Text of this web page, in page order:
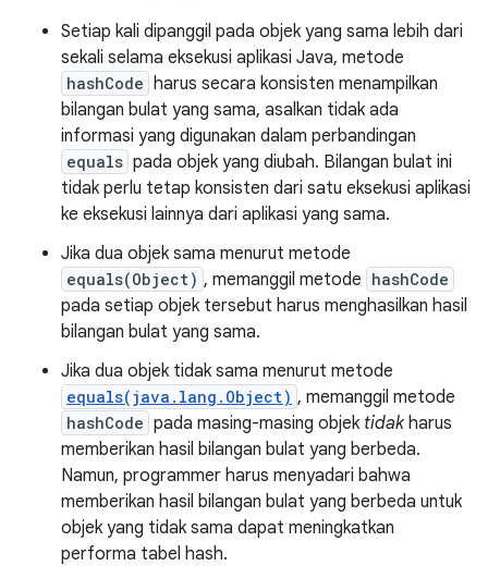
Setiap kali dipanggil pada objek yang sama lebih dari
sekali selama eksekusi aplikasi Java, metode
hashCode harus secara konsisten menampilkan
bilangan bulat yang sama, asalkan tidak ada
informasi yang digunakan dalam perbandingan
equals pada objek yang diubah. Bilangan bulat ini
tidak perlu tetap konsisten dari satu eksekusi aplikasi
ke eksekusi lainnya dari aplikasi yang sama.
Jika dua objek sama menurut metode
equals(Object) , memanggil metode hashCode
pada setiap objek tersebut harus menghasilkan hasil
bilangan bulat yang sama.
Jika dua objek tidak sama menurut metode
equals(java.lang.Object) , memanggil metode
hashCode pada masing-masing objek tidakharus
memberikan hasil bilangan bulat yang berbeda.
Namun, programmer harus menyadari bahwa
memberikan hasil bilangan bulat yang berbeda untuk
objek yang tidak sama dapat meningkatkan
performa tabel hash.